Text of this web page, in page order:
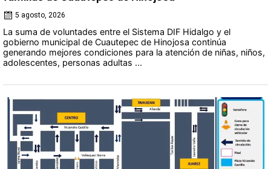
5 agosto, 2026
La suma de voluntades entre el Sistema DIF Hidalgo y el
gobierno municipal de Cuautepec de Hinojosa continúa
generando mejores condiciones para la atención de niñas, niños,
adolescentes, personas adultas ...